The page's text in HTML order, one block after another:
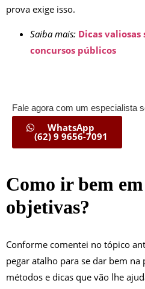
prova exige isso.
Saiba mais: Dicas
concursos públicos
Fale agora com um especialista
WhatsApp
(62) 9 9656-7091
Como ir bem
objetivas?
Conforme comentei no tópico
pegar atalho para se dar bem na
métodos e dicas que vão lhe